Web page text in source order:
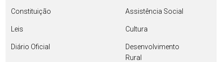
Constituição
Leis
Diário Oficial
Assistência Social
Cultura
Desenvolvimento
Rural